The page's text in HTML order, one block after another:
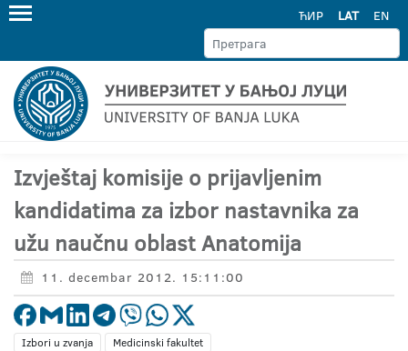
ЋИР LAT EN
Izvještaj komisije o prijavljenim
kandidatima za izbor nastavnika za
užu naučnu oblast Anatomija
11. decembar 2012. 15:11:00
Izbori u zvanja Medicinski fakultet